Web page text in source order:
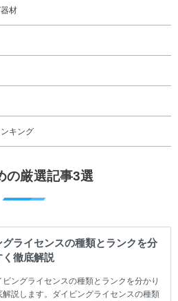
材
キング
の厳選記事3選
グライセンスの種類とランクを分
く徹底解説
ビングライセンスの種類とランクを分かり
解説します。ダイビングライセンスの種類